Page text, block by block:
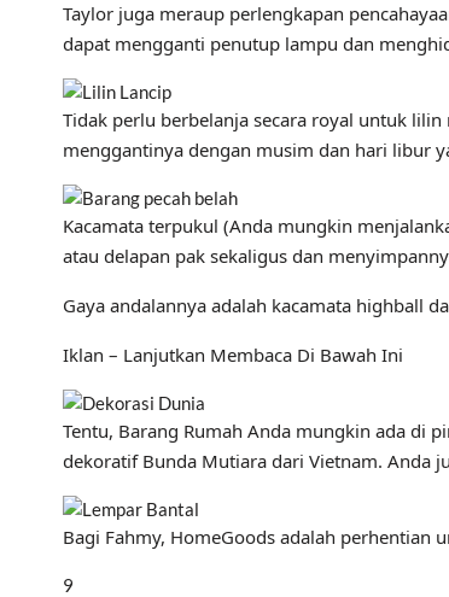
Taylor juga meraup perlengkapan
dapat mengganti penutup lampu dan
Tidak perlu berbelanja secara royal untuk
menggantinya dengan musim dan hari libur
Kacamata terpukul (Anda mungkin
atau delapan pak sekaligus dan
Gaya andalannya adalah kacamata highball
Iklan – Lanjutkan Membaca Di Bawah Ini
Tentu, Barang Rumah Anda mungkin ada di
dekoratif Bunda Mutiara dari Vietnam. Anda
Bagi Fahmy, HomeGoods adalah
9